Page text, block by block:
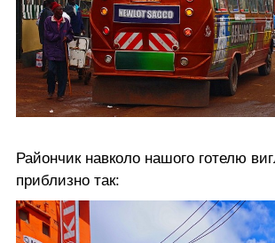
Райончик навколо нашого готелю
приблизно так: